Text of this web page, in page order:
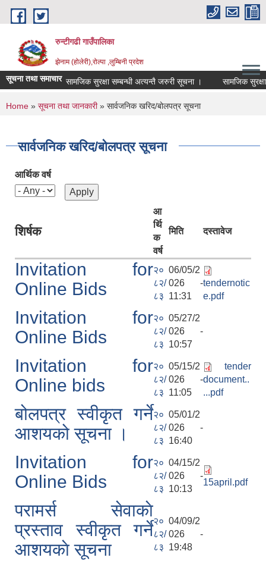
Skip to main content
रुन्टीगढी गाउँपालिका
झेनाम (होलेरी),रोल्पा ,लुम्बिनी प्रदेश
सूचना तथा समाचारसामजिक सुरक्षा सम्बन्धी अत्यन्तै जरुरी सूचना । सामजिक सुरक्षा
You are here
Home » सूचना तथा जानकारी» सार्वजनिक खरिद/बोलपत्र सूचना
सार्वजनिक खरिद/बोलपत्र सूचना
आर्थिक वर्ष
शिर्षक
आ
र्थि
क
वर्ष
मिति दस्तावेज
Invitation for
Online Bids
२०
८२/
८३
06/05/2
026 -
11:31
tendernotic
e.pdf
Invitation for
Online Bids
२०
८२/
८३
05/27/2
026 -
10:57
Invitation for
Online bids
२०
८२/
८३
05/15/2
026 -
11:05
tender
document..
...pdf
बोलपत्र स्वीकृत गर्ने
आशयको सूचना ।
२०
८२/
८३
05/01/2
026 -
16:40
Invitation for
Online Bids
२०
८२/
८३
04/15/2
026 -
10:13
15april.pdf
परामर्स सेवाकाे
प्रस्ताव स्वीकृत गर्ने
आशयकाे सूचना
२०
८२/
८३
04/09/2
026 -
19:48